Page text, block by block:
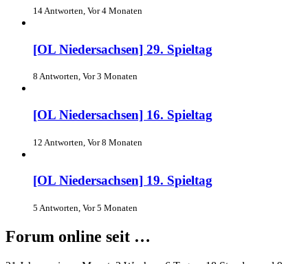
14 Antworten, Vor 4 Monaten
[OL Niedersachsen] 29. Spieltag
8 Antworten, Vor 3 Monaten
[OL Niedersachsen] 16. Spieltag
12 Antworten, Vor 8 Monaten
[OL Niedersachsen] 19. Spieltag
5 Antworten, Vor 5 Monaten
Forum online seit …